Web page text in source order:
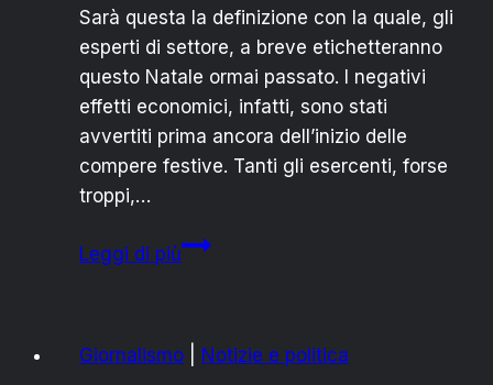
Sarà questa la definizione con la quale, gli
esperti di settore, a breve etichetteranno
questo Natale ormai passato. I negativi
effetti economici, infatti, sono stati
avvertiti prima ancora dell’inizio delle
compere festive. Tanti gli esercenti, forse
troppi,…
Leggi di piùIL
LA
Giornalismo Notizie e politica